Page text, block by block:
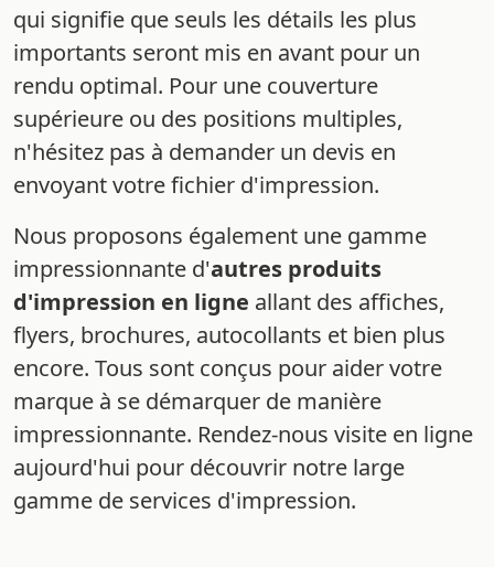
qui signifie que seuls les détails les plus
importants seront mis en avant pour un
rendu optimal. Pour une couverture
supérieure ou des positions multiples,
n'hésitez pas à demander un devis en
envoyant votre fichier d'impression.
Nous proposons également une gamme
impressionnante d'autres produits
d'impression en ligne allant des affiches,
flyers, brochures, autocollants et bien plus
encore. Tous sont conçus pour aider votre
marque à se démarquer de manière
impressionnante. Rendez-nous visite en ligne
aujourd'hui pour découvrir notre large
gamme de services d'impression.